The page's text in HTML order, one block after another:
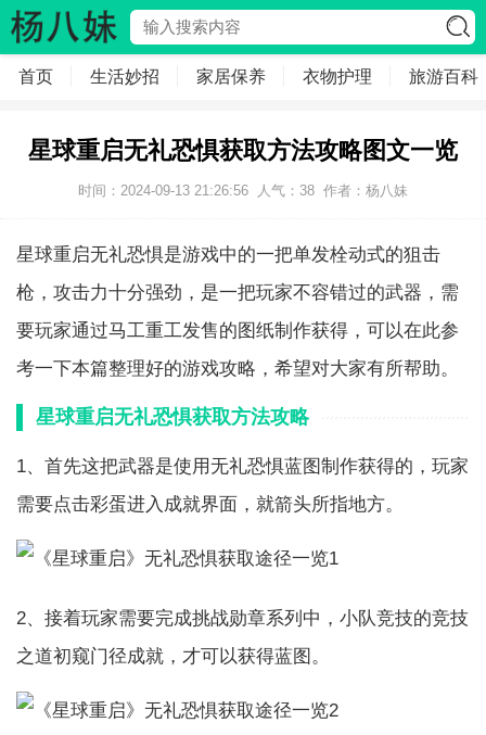
首页 生活妙招 家居保养 衣物护理 旅游百科
星球重启无礼恐惧获取方法攻略图文一览
时间：2024-09-13 21:26:56 人气： 38 作者： 杨八妹
星球重启无礼恐惧是游戏中的一把单发栓动式的狙击
枪，攻击力十分强劲，是一把玩家不容错过的武器，需
要玩家通过马工重工发售的图纸制作获得，可以在此参
考一下本篇整理好的游戏攻略，希望对大家有所帮助。
星球重启无礼恐惧获取方法攻略
1、首先这把武器是使用无礼恐惧蓝图制作获得的，玩家
需要点击彩蛋进入成就界面，就箭头所指地方。
2、接着玩家需要完成挑战勋章系列中，小队竞技的竞技
之道初窥门径成就，才可以获得蓝图。